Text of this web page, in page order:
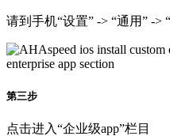
请到手机“设置” -> “通用” ->
第三步
点击进入“企业级app”栏目